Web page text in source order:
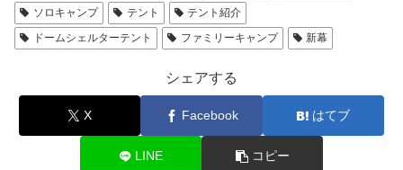
ソロキャンプ
テント
テント紹介
ドームシェルターテント
ファミリーキャンプ 新幕
シェアする
X Facebook はてブ
LINE コピー